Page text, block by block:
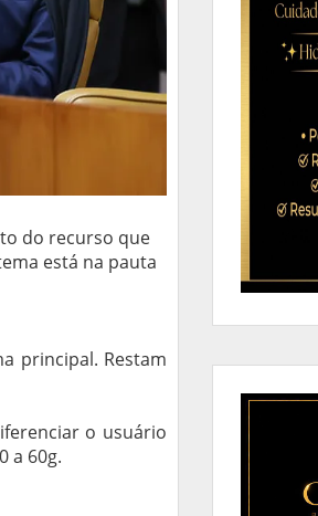
do recurso que
está na pauta
principal. Restam
o usuário
a 60g.